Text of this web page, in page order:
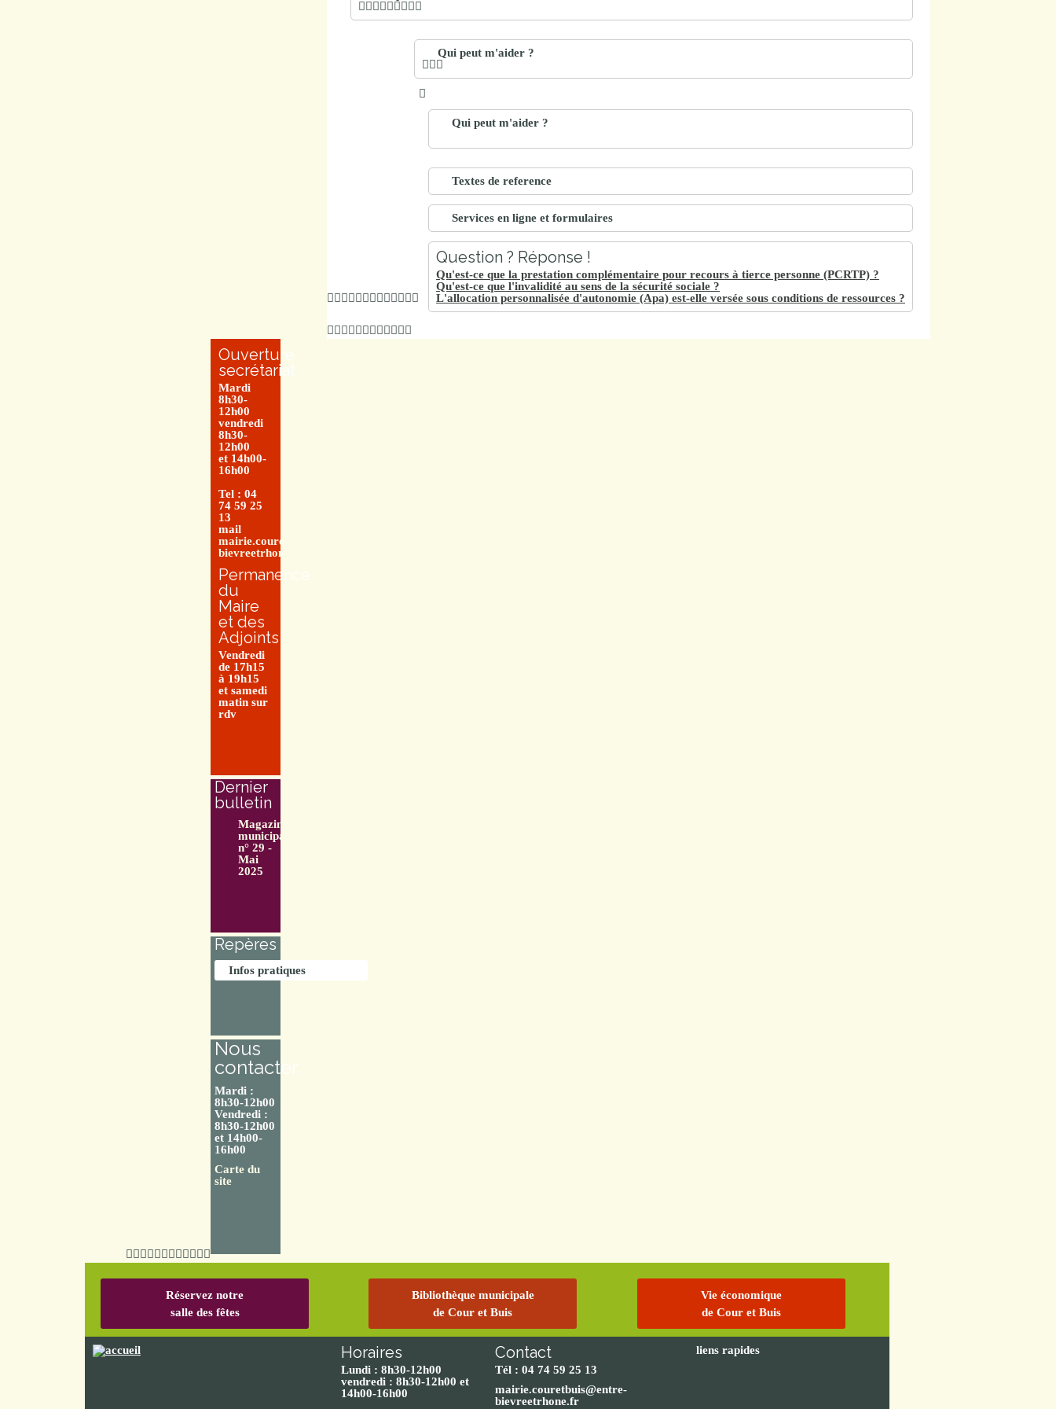
Qui peut m'aider ?
Qui peut m'aider ?
Textes de reference
Services en ligne et formulaires
Question ? Réponse !
Qu'est-ce que la prestation complémentaire pour recours à tierce personne (PCRTP) ?
Qu'est-ce que l'invalidité au sens de la sécurité sociale ?
L'allocation personnalisée d'autonomie (Apa) est-elle versée sous conditions de ressources ?
Ouverture
secrétariat
Mardi
8h30-
12h00
vendredi
8h30-
12h00
et 14h00-
16h00
Tel : 04
74 59 25
13
mail
mairie.couretbuis@entre-
bievreetrhone.fr
Permanence
du
Maire
et des
Adjoints
Vendredi
de 17h15
à 19h15
et samedi
matin sur
rdv
Dernier
bulletin
Magazine
municipal
n° 29 -
Mai
2025
Repères
Infos pratiques
Nous
contacter
Mardi :
8h30-12h00
Vendredi :
8h30-12h00
et 14h00-
16h00
Carte du
site
Réservez notre
salle des fêtes
Bibliothèque municipale
de Cour et Buis
Vie économique
de Cour et Buis
Horaires
Lundi : 8h30-12h00
vendredi : 8h30-12h00 et
14h00-16h00
Contact
Tél : 04 74 59 25 13
mairie.couretbuis@entre-
bievreetrhone.fr
liens rapides